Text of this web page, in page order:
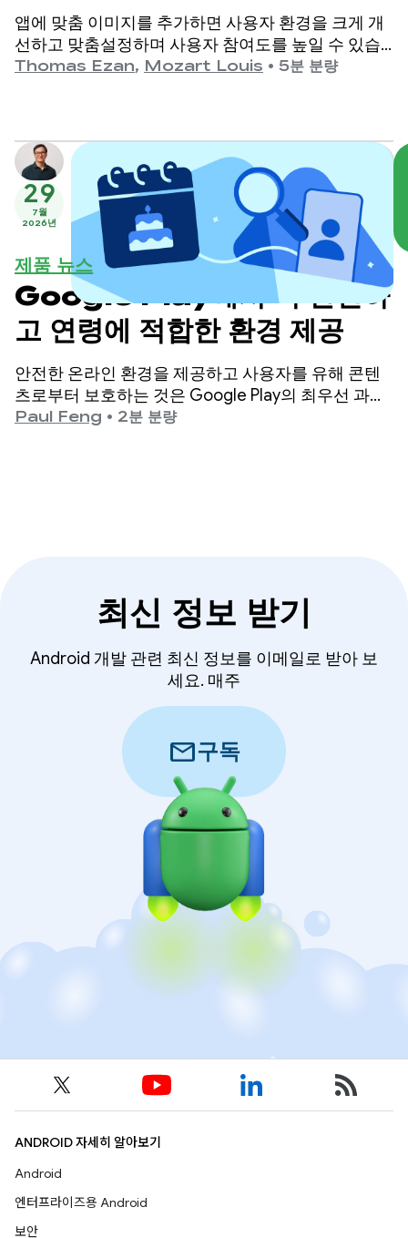
앱에 맞춤 이미지를 추가하면 사용자 환경을 크게 개
선하고 맞춤설정하며 사용자 참여도를 높일 수 있습
니다.
Thomas Ezan, Mozart Louis • 5분 분량
29
7월
2026년
제품 뉴스
Google Play에서 더 안전하
고 연령에 적합한 환경 제공
안전한 온라인 환경을 제공하고 사용자를 유해 콘텐
츠로부터 보호하는 것은 Google Play의 최우선 과제
입니다.
Paul Feng • 2분 분량
최신 정보 받기
Android 개발 관련 최신 정보를 이메일로 받아 보
세요. 매주
mail구독
ANDROID 자세히 알아보기
Android
엔터프라이즈용 Android
보안